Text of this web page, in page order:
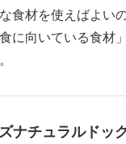
食材を使えばよいの
に向いている食材
ナチュラルドッ